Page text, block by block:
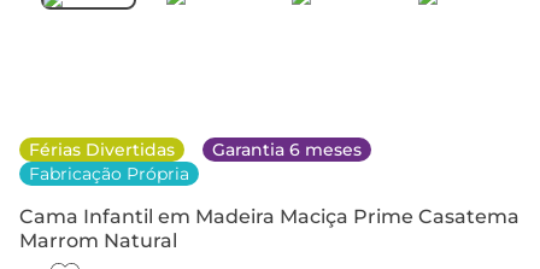
Férias Divertidas
Garantia 6 meses
Fabricação Própria
Cama Infantil em Madeira Maciça Prime Casatema
Marrom Natural